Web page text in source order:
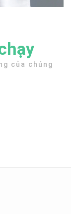
của chúng